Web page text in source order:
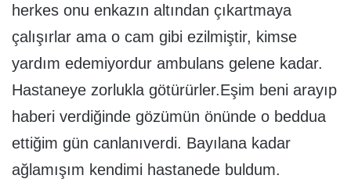
herkes onu enkazın altından çıkartmaya
çalışırlar ama o cam gibi ezilmiştir, kimse
yardım edemiyordur ambulans gelene kadar.
Hastaneye zorlukla götürürler.Eşim beni arayıp
haberi verdiğinde gözümün önünde o beddua
ettiğim gün canlanıverdi. Bayılana kadar
ağlamışım kendimi hastanede buldum.